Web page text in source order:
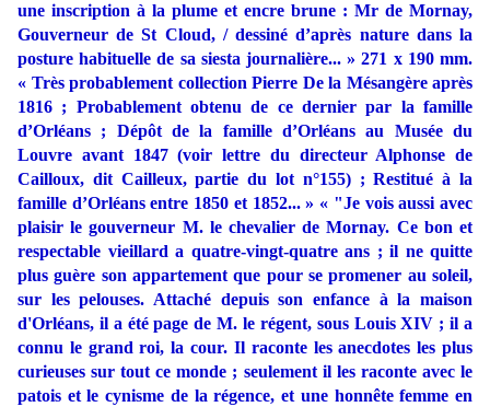
une inscription à la plume et encre brune : Mr de Mornay,
Gouverneur de St Cloud, / dessiné d’après nature dans la
posture habituelle de sa siesta journalière... » 271 x 190 mm.
« Très probablement collection Pierre De la Mésangère après
1816 ; Probablement obtenu de ce dernier par la famille
d’Orléans ; Dépôt de la famille d’Orléans au Musée du
Louvre avant 1847 (voir lettre du directeur Alphonse de
Cailloux, dit Cailleux, partie du lot n°155) ; Restitué à la
famille d’Orléans entre 1850 et 1852... » « "Je vois aussi avec
plaisir le gouverneur M. le chevalier de Mornay. Ce bon et
respectable vieillard a quatre-vingt-quatre ans ; il ne quitte
plus guère son appartement que pour se promener au soleil,
sur les pelouses. Attaché depuis son enfance à la maison
d'Orléans, il a été page de M. le régent, sous Louis XIV ; il a
connu le grand roi, la cour. Il raconte les anecdotes les plus
curieuses sur tout ce monde ; seulement il les raconte avec le
patois et le cynisme de la régence, et une honnête femme en